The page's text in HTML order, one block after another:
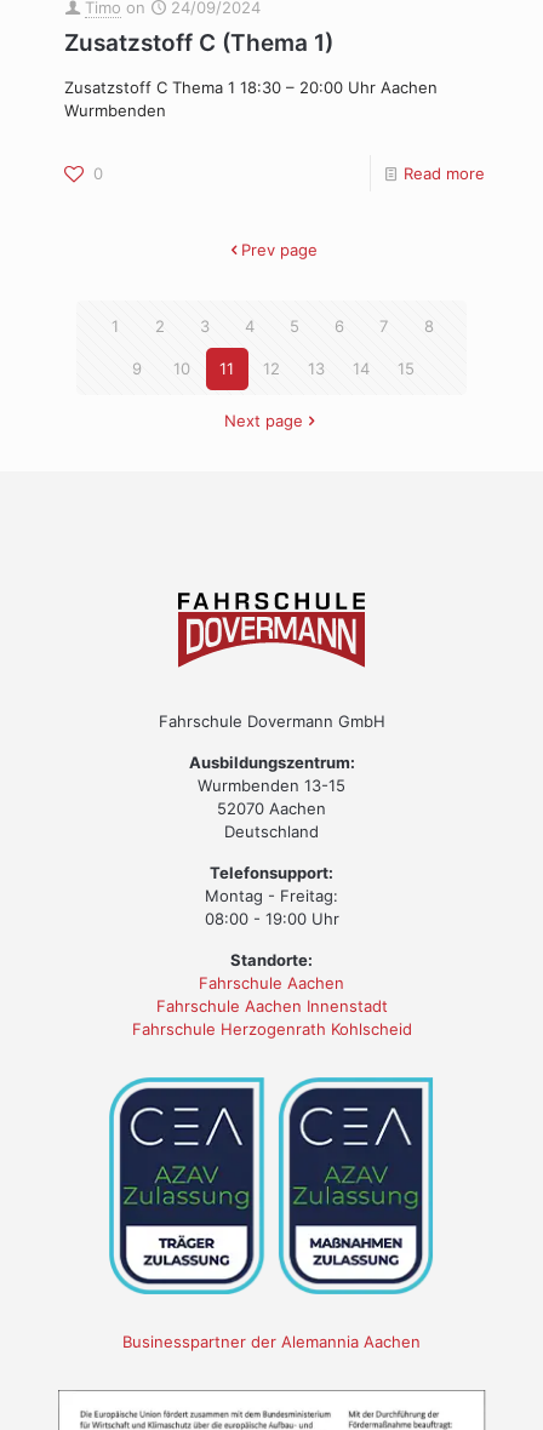
Timo on 24/09/2024
Zusatzstoff C (Thema 1)
Zusatzstoff C Thema 1 18:30 – 20:00 Uhr Aachen
Wurmbenden
0 Read more
Prev page
1 2 3 4 5 6 7 8
9 10 11 12 13 14 15
Next page
Fahrschule Dovermann GmbH
Ausbildungszentrum:
Wurmbenden 13-15
52070 Aachen
Deutschland
Telefonsupport:
Montag - Freitag:
08:00 - 19:00 Uhr
Standorte:
Fahrschule Aachen
Fahrschule Aachen Innenstadt
Fahrschule Herzogenrath Kohlscheid
Businesspartner der Alemannia Aachen